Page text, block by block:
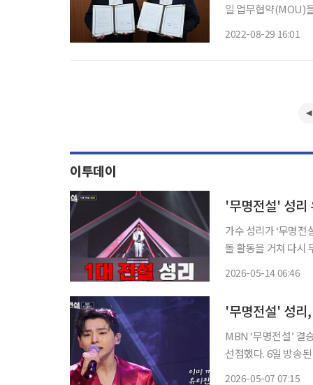
일 업무협약(MOU)
2022-08-29 16:01
이투데이
'무명전설' 성리
가수 성리가 ‘무명전
돌 활동을 거쳐 다시
2026-05-14 06:46
'무명전설' 성리
MBN ‘무명전설’ 결
선점했다. 6일 방송된 MBN ‘무명전설 - 트롯 사내들의 서열전쟁’에서는 톱10의 결승 1차전
2026-05-07 07:15